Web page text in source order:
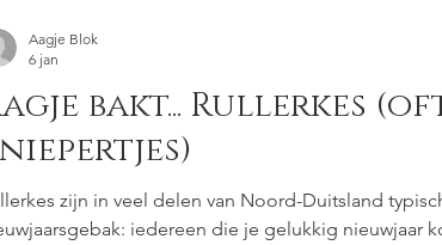
bakt... Rullerkes
delen van Noord-Duitsland typisch
iedereen die je gelukkig nieuwjaar
Aagje Blok
6 jan